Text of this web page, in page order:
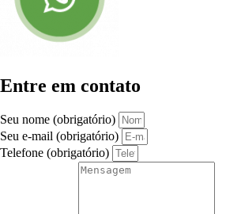
Entre em contato
Seu nome (obrigatório)
Seu e-mail (obrigatório)
Telefone (obrigatório)